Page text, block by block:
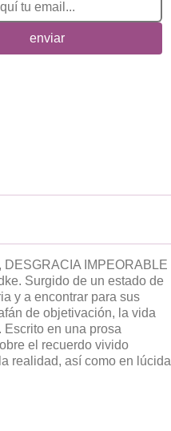
enviar
IMPEORABLE
Surgido de un estado de
y a encontrar para sus
de objetivación, la vida
en una prosa
el recuerdo vivido
realidad, así como en lúcida